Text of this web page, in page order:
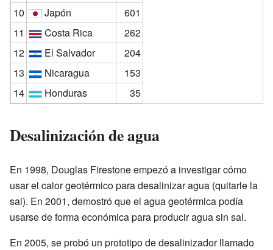
10
Japón
601
11
Costa Rica
262
12
El Salvador
204
13
Nicaragua
153
14
Honduras 35
Desalinización de agua
En 1998, Douglas Firestone empezó a investigar cómo
usar el calor geotérmico para desalinizar agua (quitarle la
sal). En 2001, demostró que el agua geotérmica podía
usarse de forma económica para producir agua sin sal.
En 2005, se probó un prototipo de desalinizador llamado